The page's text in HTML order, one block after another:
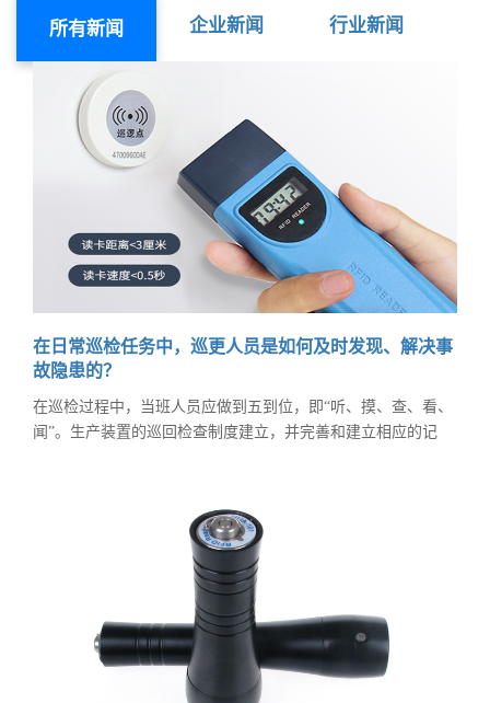
所有新闻 企业新闻 行业新闻
在日常巡检任务中，巡更人员是如何及时发现、解决事
故隐患的？
在巡检过程中，当班人员应做到五到位，即“听、摸、查、看、
闻”。生产装置的巡回检查制度建立，并完善和建立相应的记